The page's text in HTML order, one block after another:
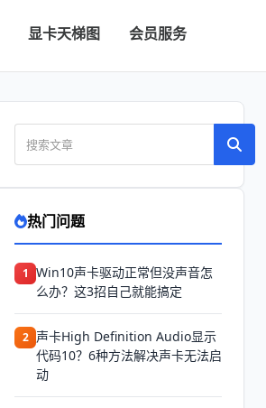
显卡天梯图 会员服务
热门问题
1 Win10声卡驱动正常但没声音怎
么办？这3招自己就能搞定
2 声卡High Definition Audio显示
代码10？6种方法解决声卡无法启
动